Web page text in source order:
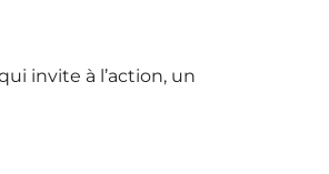
invite à l’action, un